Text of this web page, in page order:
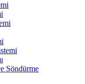
Söndürme